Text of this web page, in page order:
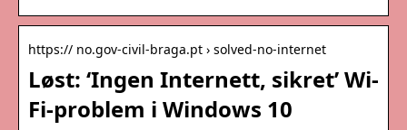
https:// no.gov-civil-braga.pt › solved-no-internet
Løst: ‘Ingen Internett, sikret’ Wi-
Fi-problem i Windows 10